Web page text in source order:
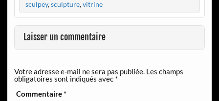
sculpey,sculpture,vitrine
Laisser un commentaire
Votre adresse e-mail ne sera pas publiée. Les champs
obligatoires sont indiqués avec *
Commentaire*